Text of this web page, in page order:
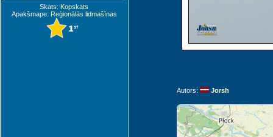
Skats: Kopskats
Apakšmape: Reģionālās lidmašīnas
Autors: Jorsh
Bydgoszcz (BZG)